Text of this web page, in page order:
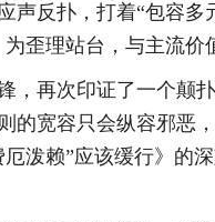
声反扑，打着“包容多
歪理站台，与主流价
，再次印证了一个颠
的宽容只会纵容邪恶
泼赖”应该缓行》的